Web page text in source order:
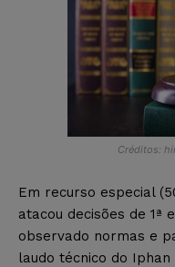
Créditos:
Em recurso especial
atacou decisões de 1ª
observado normas e
laudo técnico do